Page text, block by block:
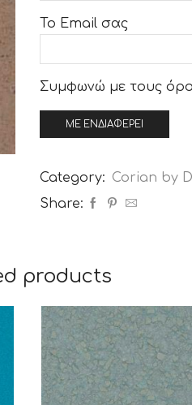
Το Email σας
Συμφωνώ με τους
Category: Corian by
Share:
products